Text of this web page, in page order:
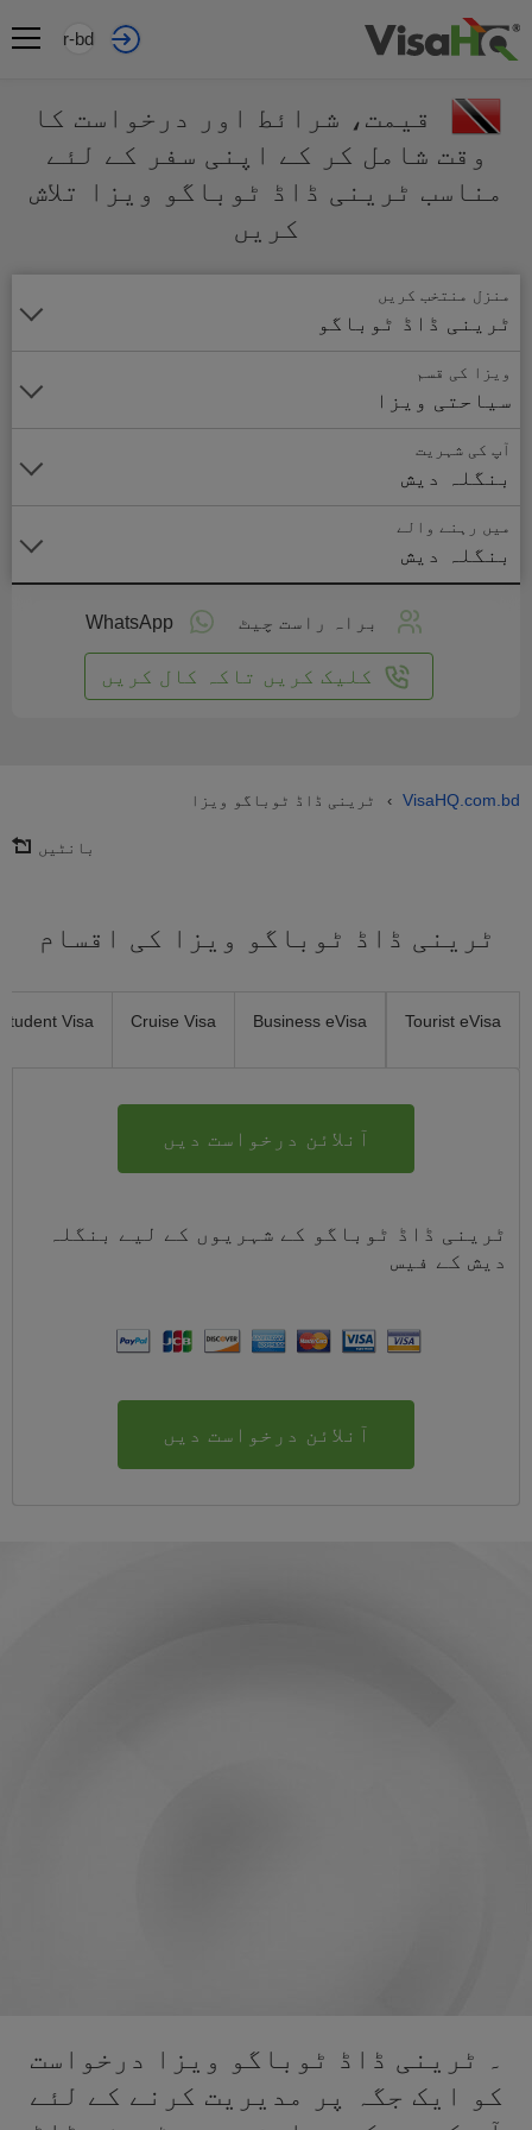
ur-bd
قیمت، شرائط اور درخواست کا
وقت شامل کر کے اپنی سفر کے لئے
مناسب ٹرینی ڈاڈ ٹوباگو ویزا تلاش
کریں
منزل منتخب کریں
ٹرینی ڈاڈ ٹوباگو
ویزا کی قسم
سیاحتی ویزا
آپ کی شہریت
بنگلہ دیش
میں رہنے والے
بنگلہ دیش
براہ راست چیٹ WhatsApp
کلیک کریں تاکہ کال کریں
VisaHQ.com.bd
› ٹرینی ڈاڈ ٹوباگو ویزا
بانٹیں
ٹرینی ڈاڈ ٹوباگو ویزا کی اقسام
Tourist eVisa
Business eVisa
Cruise Visa
Student Visa
آنلائن درخواست دیں
ٹرینی ڈاڈ ٹوباگو کے شہریوں کے لیے بنگلہ
دیش کے فیس
آنلائن درخواست دیں
۔ ٹرینی ڈاڈ ٹوباگو ویزا درخواست
کو ایک جگہ پر مدیریت کرنے کے لئے